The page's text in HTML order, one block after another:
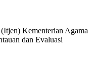
Kementerian Agama
dan Evaluasi